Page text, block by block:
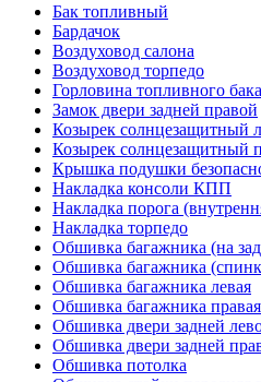
Бак топливный
Бардачок
Воздуховод салона
Воздуховод торпедо
Горловина топливного бака
Замок двери задней правой
Козырек солнцезащитный
Козырек солнцезащитный
Крышка подушки
Накладка консоли КПП
Накладка порога
Накладка торпедо
Обшивка багажника (на
Обшивка багажника
Обшивка багажника левая
Обшивка багажника правая
Обшивка двери задней
Обшивка двери задней
Обшивка потолка